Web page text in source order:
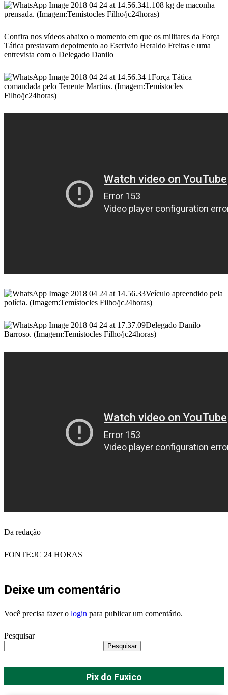
1.108 kg de maconha
prensada. (Imagem:Temístocles Filho/jc24horas)
Confira nos vídeos abaixo o momento em que os militares da Força
Tática prestavam depoimento ao Escrivão Heraldo Freitas e uma
entrevista com o Delegado Danilo
Força Tática
comandada pelo Tenente Martins. (Imagem:Temístocles
Filho/jc24horas)
Veículo apreendido pela
polícia. (Imagem:Temístocles Filho/jc24horas)
Delegado Danilo
Barroso. (Imagem:Temístocles Filho/jc24horas)
Da redação
FONTE:JC 24 HORAS
Deixe um comentário
Você precisa fazer o login para publicar um comentário.
Pesquisar
Pesquisar
Pix do Fuxico